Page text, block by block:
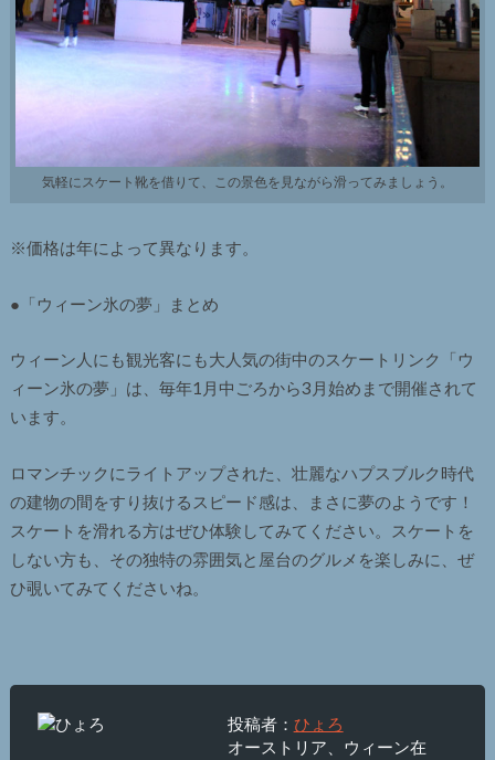
気軽にスケート靴を借りて、この景色を見ながら滑ってみましょう。
※価格は年によって異なります。
●「ウィーン氷の夢」まとめ
ウィーン人にも観光客にも大人気の街中のスケートリンク「ウ
ィーン氷の夢」は、毎年1月中ごろから3月始めまで開催されて
います。
ロマンチックにライトアップされた、壮麗なハプスブルク時代
の建物の間をすり抜けるスピード感は、まさに夢のようです！
スケートを滑れる方はぜひ体験してみてください。スケートを
しない方も、その独特の雰囲気と屋台のグルメを楽しみに、ぜ
ひ覗いてみてくださいね。
投稿者： ひょろ
オーストリア、ウィーン在